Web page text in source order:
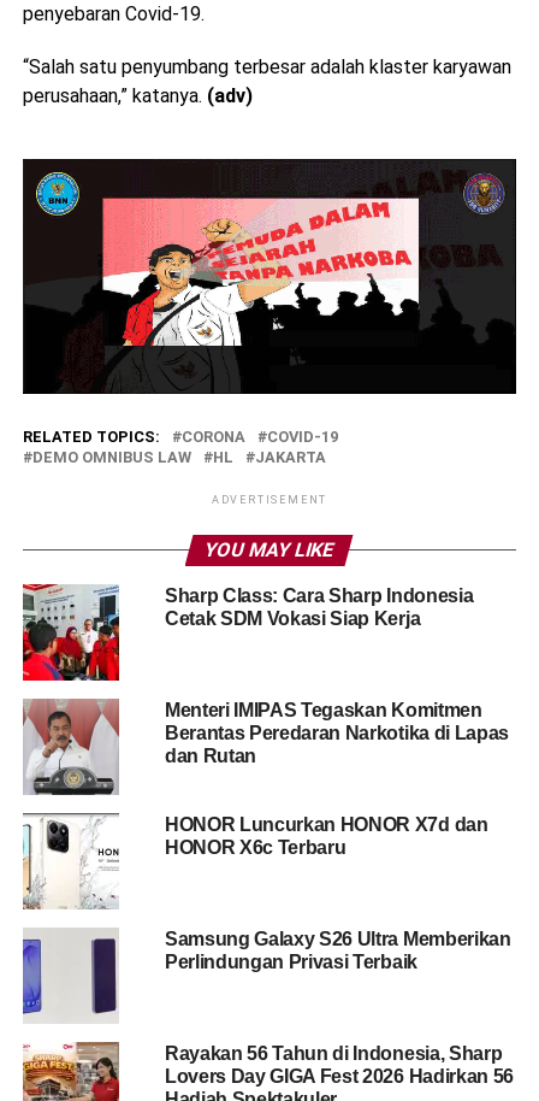
penyebaran Covid-19.
“Salah satu penyumbang terbesar adalah klaster karyawan
perusahaan,” katanya. (adv)
RELATED TOPICS: CORONA
COVID-19
DEMO OMNIBUS LAW
HL JAKARTA
ADVERTISEMENT
YOU MAY LIKE
Sharp Class: Cara Sharp Indonesia
Cetak SDM Vokasi Siap Kerja
Menteri IMIPAS Tegaskan Komitmen
Berantas Peredaran Narkotika di Lapas
dan Rutan
HONOR Luncurkan HONOR X7d dan
HONOR X6c Terbaru
Samsung Galaxy S26 Ultra Memberikan
Perlindungan Privasi Terbaik
Rayakan 56 Tahun di Indonesia, Sharp
Lovers Day GIGA Fest 2026 Hadirkan 56